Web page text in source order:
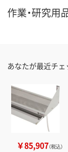
作業・研究用
あなたが最近チ
￥85,907（税込）